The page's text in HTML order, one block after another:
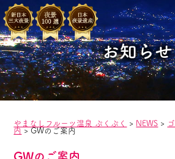
お知らせ
やまなしフルーツ温泉 ぷくぷく > NEWS >
内 > GWのご案内
GWのご案内